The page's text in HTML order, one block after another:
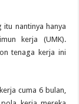
nantinya hanya
kerja (UMK).
tenaga kerja ini
cuma 6 bulan,